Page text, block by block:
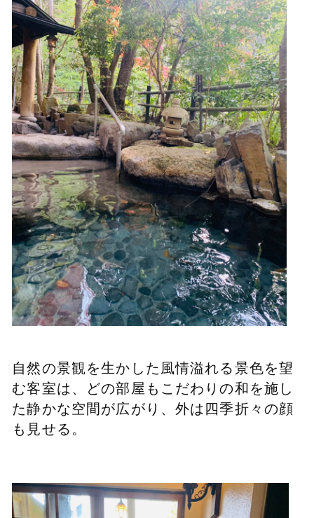
自然の景観を生かした風情溢れる景色を望
む客室は、どの部屋もこだわりの和を施し
た静かな空間が広がり、外は 四季折々の顔
も見せる。